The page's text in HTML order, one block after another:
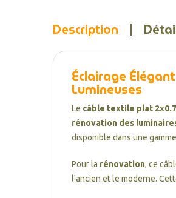
Description
Éclairage
Lumineuses
Le câble textile plat
rénovation des
disponible dans une
Pour la rénovation, ce
l'ancien et le moderne.